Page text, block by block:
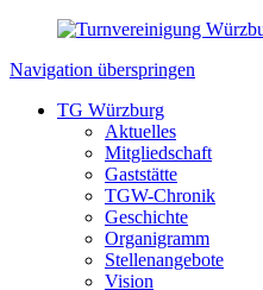
Navigation überspringen
TG Würzburg
Aktuelles
Mitgliedschaft
Gaststätte
TGW-Chronik
Geschichte
Organigramm
Stellenangebote
Vision